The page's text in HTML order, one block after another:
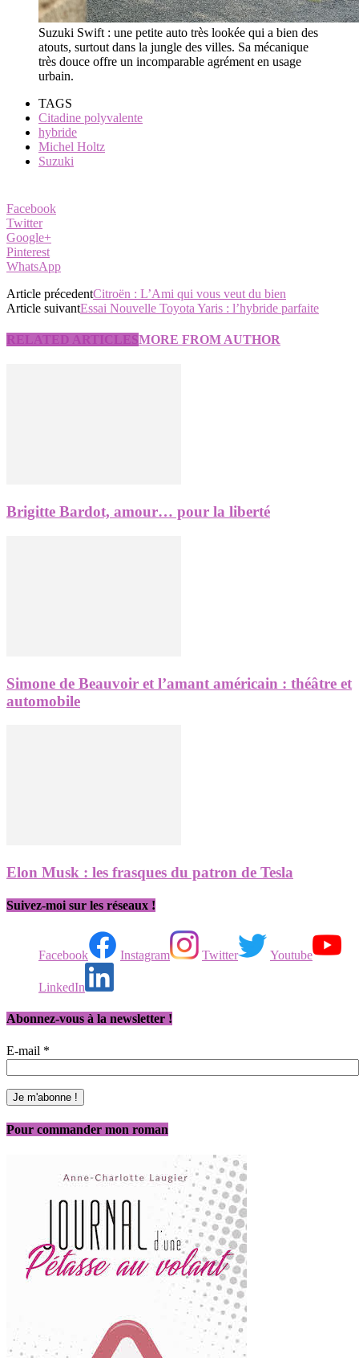
Suzuki Swift : une petite auto très lookée qui a bien des
atouts, surtout dans la jungle des villes. Sa mécanique
très douce offre un incomparable agrément en usage
urbain.
TAGS
Citadine polyvalente
hybride
Michel Holtz
Suzuki
Facebook
Twitter
Google+
Pinterest
WhatsApp
Article précedentCitroën : L’Ami qui vous veut du bien
Article suivantEssai Nouvelle Toyota Yaris : l’hybride parfaite
RELATED ARTICLESMORE FROM AUTHOR
Brigitte Bardot, amour… pour la liberté
Simone de Beauvoir et l’amant américain : théâtre et
automobile
Elon Musk : les frasques du patron de Tesla
Suivez-moi sur les réseaux !
Facebook Instagram Twitter Youtube
LinkedIn
Abonnez-vous à la newsletter !
E-mail *
Pour commander mon roman